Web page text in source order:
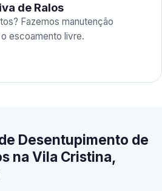
de Ralos
Fazemos manutenção
escoamento livre.
Desentupimento de
na Vila Cristina,